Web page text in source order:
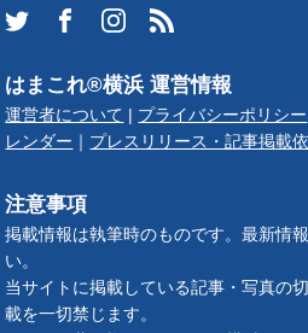
はまこれ®横浜 運営情報
運営者について プライバシーポリシー
レンダー
プレスリリース・記事掲載
注意事項
掲載情報は執筆時のものです。最新情
い。
当サイトに掲載している記事・写真の
載を一切禁じます。